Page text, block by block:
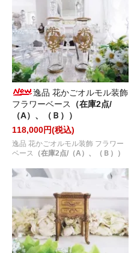
逸品 花かごオルモル装飾
フラワーベース
（在庫2点/
（A）、（Ｂ））
118,000円(税込)
逸品 花かごオルモル装飾 フラワー
ベース （在庫2点/（A）、（Ｂ））